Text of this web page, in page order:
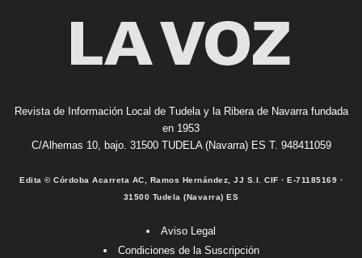
Revista de Información Local de Tudela y la Ribera de Navarra fundada
en 1953
C/Alhemas 10, bajo. 31500 TUDELA (Navarra) ES T. 948411059
Edita © Córdoba Acarreta AC, Ramos Hernández, JJ S.I. CIF · E-71185169 ·
31500 Tudela (Navarra) ES
Aviso Legal
Condiciones de la Suscripción